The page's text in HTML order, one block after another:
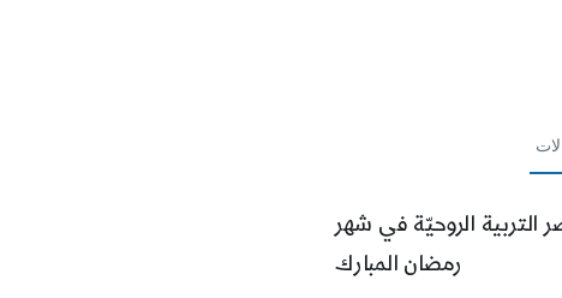
التربية الروحيّة في شهر
رمضان المبارك